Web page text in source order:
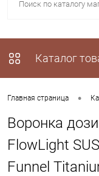
Каталог
Главная страница •
Воронка
FlowLight
Funnel